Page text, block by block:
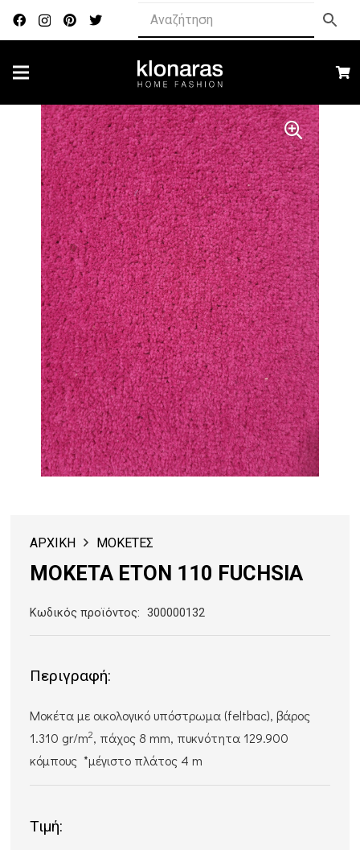
ΑΡΧΙΚΗ ΜΟΚΕΤΕΣ
ΜΟΚΕΤΑ ETON 110 FUCHSIA
Κωδικός προϊόντος: 300000132
Περιγραφή:
Μοκέτα με οικολογικό υπόστρωμα (feltbac), βάρος
1.310 gr/m2, πάχος 8 mm, πυκνότητα 129.900
κόμπους *μέγιστο πλάτος 4 m
Τιμή: